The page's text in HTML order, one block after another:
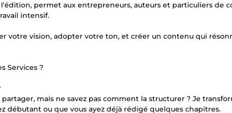
permet aux entrepreneurs, auteurs et particuliers de
intensif.
votre vision, adopter votre ton, et créer un contenu qui
Services ?
partager, mais ne savez pas comment la structurer ? Je
débutant ou que vous ayez déjà rédigé quelques chapitres.